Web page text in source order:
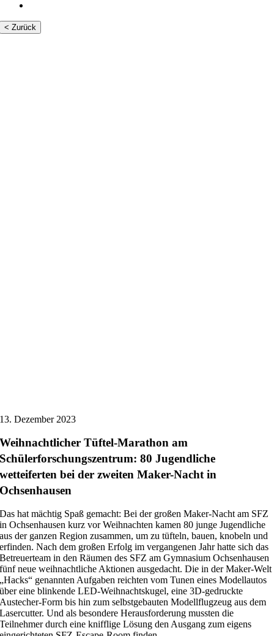
< Zurück
13. Dezember 2023
Weihnachtlicher Tüftel-Marathon am
Schülerforschungszentrum: 80 Jugendliche
wetteiferten bei der zweiten Maker-Nacht in
Ochsenhausen
Das hat mächtig Spaß gemacht: Bei der großen Maker-Nacht am SFZ
in Ochsenhausen kurz vor Weihnachten kamen 80 junge Jugendliche
aus der ganzen Region zusammen, um zu tüfteln, bauen, knobeln und
erfinden. Nach dem großen Erfolg im vergangenen Jahr hatte sich das
Betreuerteam in den Räumen des SFZ am Gymnasium Ochsenhausen
fünf neue weihnachtliche Aktionen ausgedacht. Die in der Maker-Welt
„Hacks“ genannten Aufgaben reichten vom Tunen eines Modellautos
über eine blinkende LED-Weihnachtskugel, eine 3D-gedruckte
Austecher-Form bis hin zum selbstgebauten Modellflugzeug aus dem
Lasercutter. Und als besondere Herausforderung mussten die
Teilnehmer durch eine knifflige Lösung den Ausgang zum eigens